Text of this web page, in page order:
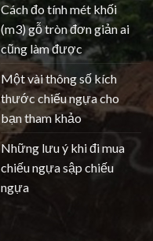
Cách đo tính mét khối
(m3) gỗ tròn đơn giản ai
cũng làm được
Một vài thông số kích
thước chiếu ngựa cho
bạn tham khảo
Những lưu ý khi đi mua
chiếu ngựa sập chiếu
ngựa